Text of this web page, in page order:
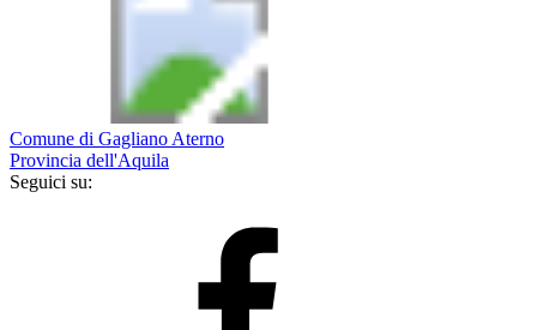
Comune di Gagliano Aterno
Provincia dell'Aquila
Seguici su: